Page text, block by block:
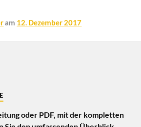
am 12. Dezember 2017
oder PDF, mit der kompletten